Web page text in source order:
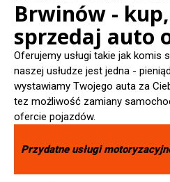
Brwinów -
sprzedaj auto
Oferujemy usługi takie jak komis
naszej usłudze jest jedna -
wystawiamy Twojego auta za
tez możliwość zamiany
ofercie pojazdów.
Przydatne usługi